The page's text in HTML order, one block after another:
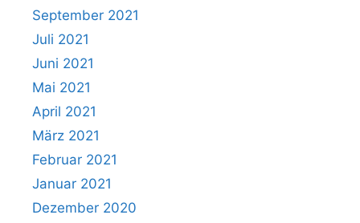
September 2021
Juli 2021
Juni 2021
Mai 2021
April 2021
März 2021
Februar 2021
Januar 2021
Dezember 2020